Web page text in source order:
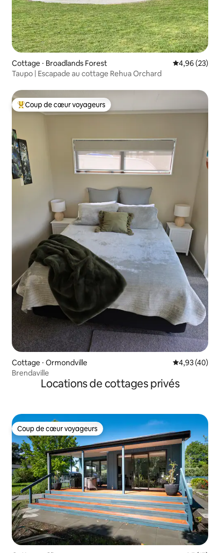
Cottage ⋅ Broadlands Forest Évaluation
4,96 (23)
Taupo | Escapade au cottage Rehua Orchard
Coups de cœur voyageurs les plus appréciés
Coup de cœur voyageurs
Cottage ⋅ Ormondville Évaluation
4,93 (40)
Brendaville
Locations de cottages privés
Coup de cœur voyageurs
Coup de cœur voyageurs